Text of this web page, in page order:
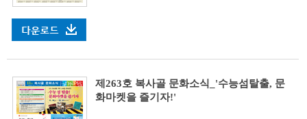
제263호 복사골 문화소식_'수능섬탈출, 문
화마켓을 즐기자!'